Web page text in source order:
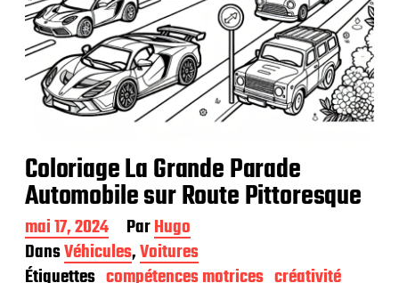
Coloriage La Grande Parade
Automobile sur Route Pittoresque
D
a
t
mai 17, 2024 ParHugo
DansVéhicules,Voitures
Étiquettes compétences motrices créativité